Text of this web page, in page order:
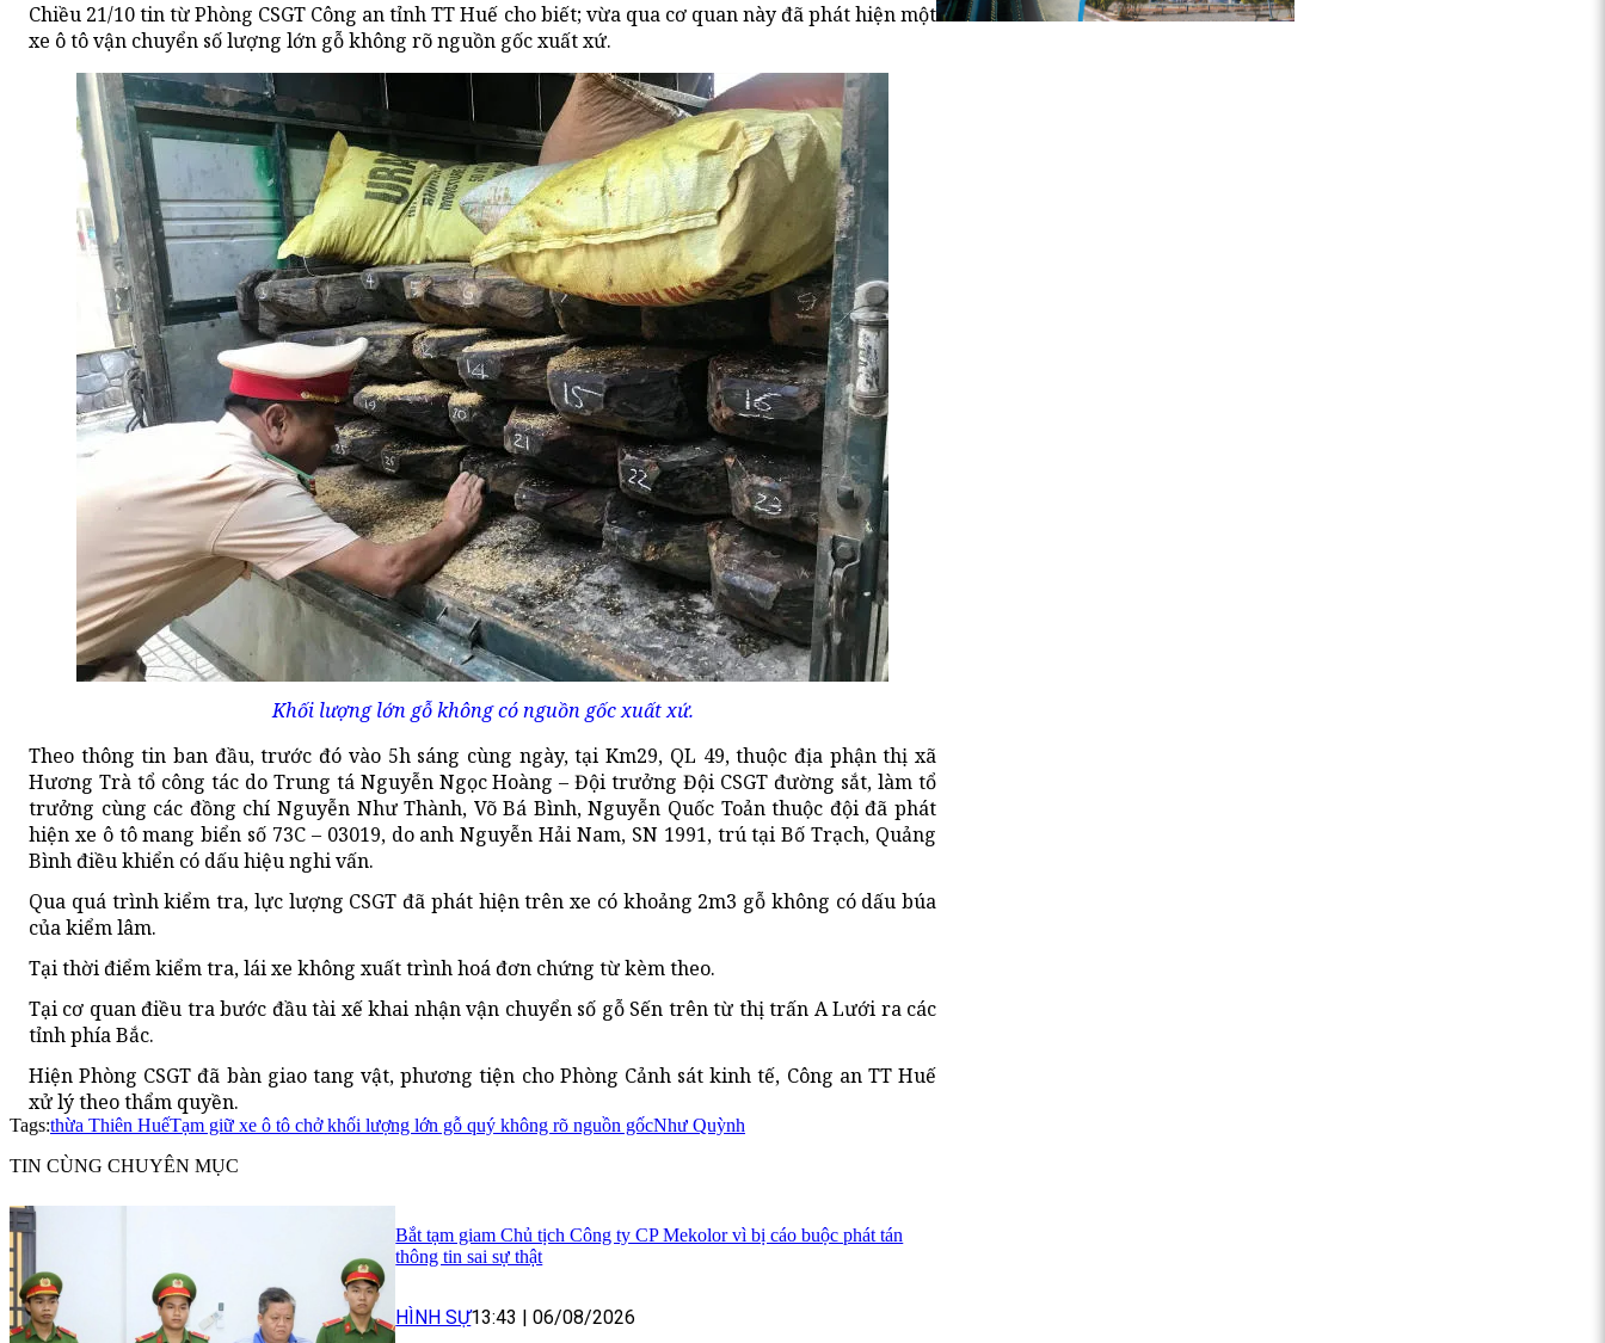
Chiều 21/10 tin từ Phòng CSGT Công an tỉnh TT Huế cho biết; vừa qua cơ quan này đã phát hiện một
xe ô tô vận chuyển số lượng lớn gỗ không rõ nguồn gốc xuất xứ.
Khối lượng lớn gỗ không có nguồn gốc xuất xứ.
Theo thông tin ban đầu, trước đó vào 5h sáng cùng ngày, tại Km29, QL 49, thuộc địa phận thị xã
Hương Trà tổ công tác do Trung tá Nguyễn Ngọc Hoàng – Đội trưởng Đội CSGT đường sắt, làm tổ
trưởng cùng các đồng chí Nguyễn Như Thành, Võ Bá Bình, Nguyễn Quốc Toản thuộc đội đã phát
hiện xe ô tô mang biển số 73C – 03019, do anh Nguyễn Hải Nam, SN 1991, trú tại Bố Trạch, Quảng
Bình điều khiển có dấu hiệu nghi vấn.
Qua quá trình kiểm tra, lực lượng CSGT đã phát hiện trên xe có khoảng 2m3 gỗ không có dấu búa
của kiểm lâm.
Tại thời điểm kiểm tra, lái xe không xuất trình hoá đơn chứng từ kèm theo.
Tại cơ quan điều tra bước đầu tài xế khai nhận vận chuyển số gỗ Sến trên từ thị trấn A Lưới ra các
tỉnh phía Bắc.
Hiện Phòng CSGT đã bàn giao tang vật, phương tiện cho Phòng Cảnh sát kinh tế, Công an TT Huế
xử lý theo thẩm quyền.
Tags:thừa Thiên HuếTạm giữ xe ô tô chở khối lượng lớn gỗ quý không rõ nguồn gốcNhư Quỳnh
TIN CÙNG CHUYÊN MỤC
Bắt tạm giam Chủ tịch Công ty CP Mekolor vì bị cáo buộc phát tán
thông tin sai sự thật
HÌNH SỰ13:43 | 06/08/2026